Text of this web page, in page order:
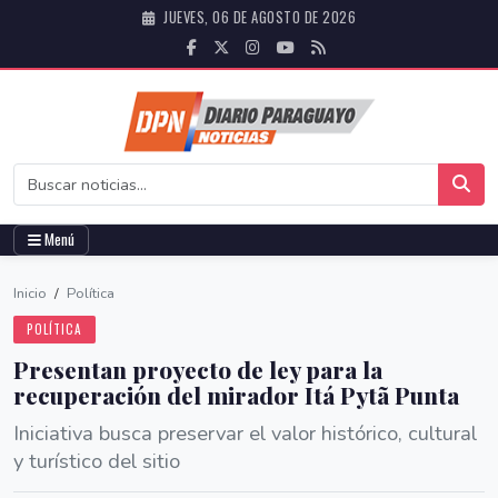
JUEVES, 06 DE AGOSTO DE 2026
Menú
Inicio / Política
POLÍTICA
Presentan proyecto de ley para la
recuperación del mirador Itá Pytã Punta
Iniciativa busca preservar el valor histórico, cultural
y turístico del sitio